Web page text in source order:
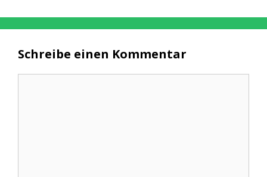
Schreibe einen Kommentar